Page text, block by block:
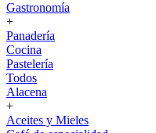
Gastronomía
+
Panadería
Cocina
Pastelería
Todos
Alacena
+
Aceites y Mieles